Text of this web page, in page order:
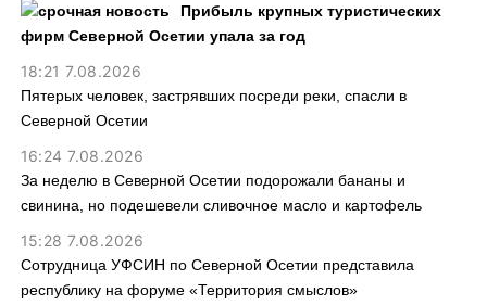
Прибыль крупных туристических
фирм Северной Осетии упала за год
18:21 7.08.2026
Пятерых человек, застрявших посреди реки, спасли в
Северной Осетии
16:24 7.08.2026
За неделю в Северной Осетии подорожали бананы и
свинина, но подешевели сливочное масло и картофель
15:28 7.08.2026
Сотрудница УФСИН по Северной Осетии представила
республику на форуме «Территория смыслов»